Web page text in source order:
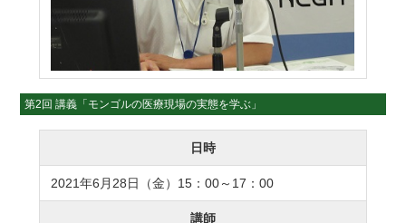
第2回 講義「モンゴルの医療現場の実態を学ぶ」
日時
2021年6月28日（金）15：00～17：00
講師